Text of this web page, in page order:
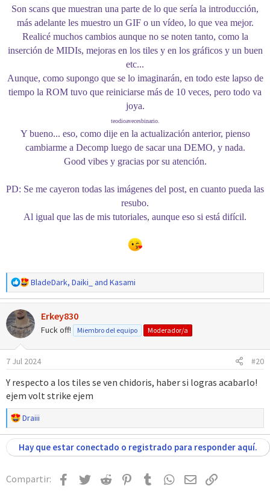
Son scans que muestran una parte de lo que sería la introducción,
más adelante les muestro un GIF o un vídeo, lo que vea mejor.
Realicé muchos cambios aunque no se noten tanto, como la
inserción de MIDIs, mejoras en los tiles y en los gráficos y un buen
etc...
Aunque, como supongo que se lo imaginarán, en todo este lapso de
tiempo la ROM tuvo que reiniciarse más de 10 veces, pero todo va
joya.
teodioavecesbinario.
Y bueno... eso, como dije en la actualización anterior, pienso
cambiarme a Decomp luego de sacar una DEMO, y nada.
Good vibes y gracias por su atención.
PD: Se me cayeron todas las imágenes del post, en cuanto pueda las
resubo.
Al igual que las de mis tutoriales, aunque eso si está difícil.
R
e
a
c
c
o
n
s
:
BladeDark, Daiki_ and Kasami
Erkey830
Fuck off! Miembro del equipo Moderador/a
7 Jul 2024 #20
Y respecto a los tiles se ven chidoris, haber si logras acabarlo!
ejem volt strike ejem
R
e
a
c
o
Draiii
Hay que estar conectado o registrado para responder aquí.
Compartir: Facebook
TwitterReddit Pinterest
TumblrWhatsApp
EmailEnlace